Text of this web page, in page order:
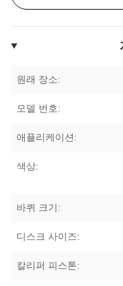
원래 장소:
모델 번호:
애플리케이션:
색상:
바퀴 크기:
디스크 사이즈:
칼리퍼 피스톤: